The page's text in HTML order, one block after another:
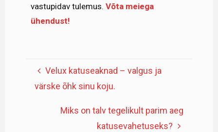
vastupidav tulemus. Võta meiega
ühendust!
Velux katuseaknad – valgus ja
värske õhk sinu koju.
Miks on talv tegelikult parim aeg
katusevahetuseks?